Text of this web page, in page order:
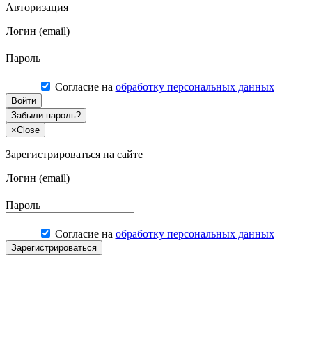
Авторизация
Логин (email)
Пароль
Согласие на обработку персональных данных
Войти
Забыли пароль?
×Close
Зарегистрироваться на сайте
Логин (email)
Пароль
Согласие на обработку персональных данных
Зарегистрироваться